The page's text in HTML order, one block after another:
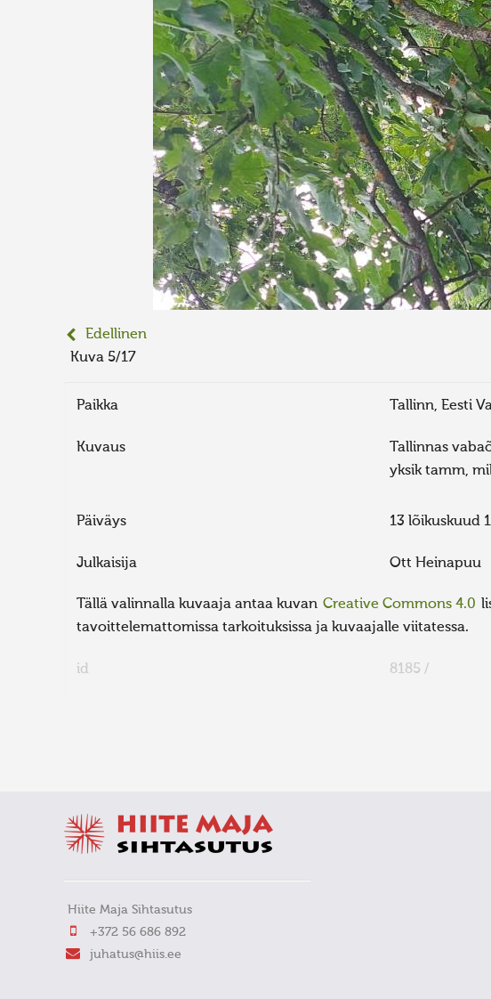
Edellinen
Kuva 5/17
Paikka Tallinn, Eesti
Kuvaus
Tallinnas
yksik tamm,
Päiväys 13 lõikuskuud
Julkaisija Ott Heinapuu
Tällä valinnalla kuvaaja antaa kuvan Creative Commons 4.0
tavoittelemattomissa tarkoituksissa ja kuvaajalle viitatessa.
id 8185 /
Hiite Maja Sihtasutus
+372 56 686 892
juhatus@hiis.ee